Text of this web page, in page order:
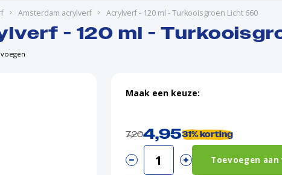
Amsterdam acrylverf Acrylverf - 120 ml - Turkooisgroen Licht 660
- 120 ml -
Maak een keuze:
7,204,9531%korting
Toevoegen